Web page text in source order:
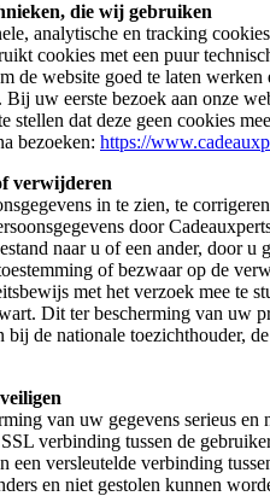
die wij gebruiken
analytische en tracking
cookies met een puur
de website goed te laten
Bij uw eerste bezoek aan onze
stellen dat deze geen cookies
bezoeken: https://
verwijderen
in te zien, te
door
naar u of een ander, door
of bezwaar op de
met het verzoek mee te
Dit ter bescherming van uw
bij de nationale toezichthouder,
van uw gegevens serieus
verbinding tussen de
een versleutelde verbinding
en niet gestolen kunnen